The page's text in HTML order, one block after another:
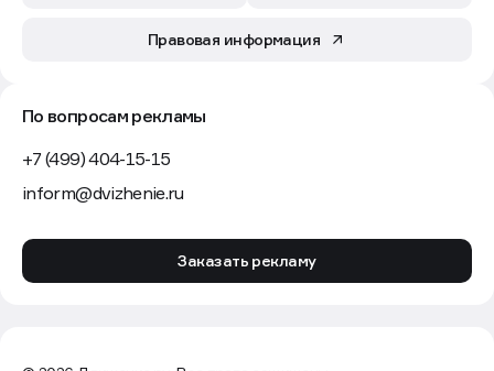
Правовая информация
По вопросам рекламы
+7 (499) 404-15-15
inform@dvizhenie.ru
Заказать рекламу